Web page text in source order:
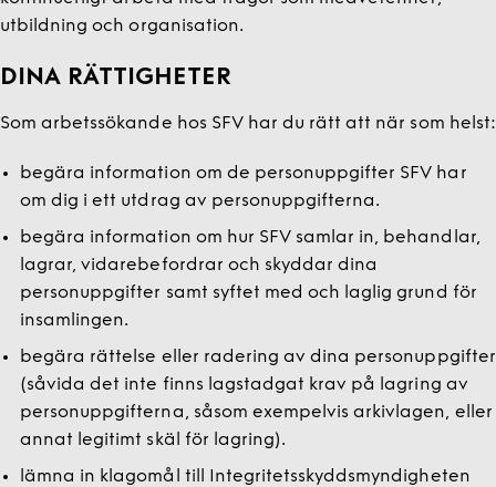
utbildning och organisation.
DINA RÄTTIGHETER
Som arbetssökande hos SFV har du rätt att när som helst:
begära information om de personuppgifter SFV har
om dig i ett utdrag av personuppgifterna.
begära information om hur SFV samlar in, behandlar,
lagrar, vidarebefordrar och skyddar dina
personuppgifter samt syftet med och laglig grund för
insamlingen.
begära rättelse eller radering av dina personuppgifter
(såvida det inte finns lagstadgat krav på lagring av
personuppgifterna, såsom exempelvis arkivlagen, eller
annat legitimt skäl för lagring).
lämna in klagomål till Integritetsskyddsmyndigheten